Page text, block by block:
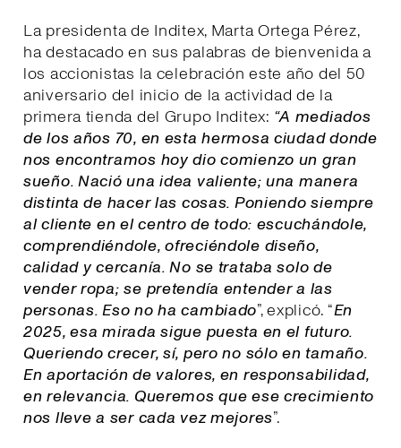
La presidenta de Inditex, Marta Ortega Pérez,
ha destacado en sus palabras de bienvenida a
los accionistas la celebración este año del 50
aniversario del inicio de la actividad de la
primera tienda del Grupo Inditex: “A mediados
de los años 70, en esta hermosa ciudad donde
nos encontramos hoy dio comienzo un gran
sueño. Nació una idea valiente; una manera
distinta de hacer las cosas. Poniendo siempre
al cliente en el centro de todo: escuchándole,
comprendiéndole, ofreciéndole diseño,
calidad y cercanía. No se trataba solo de
vender ropa; se pretendía entender a las
personas. Eso no ha cambiado”, explicó. “En
2025, esa mirada sigue puesta en el futuro.
Queriendo crecer, sí, pero no sólo en tamaño.
En aportación de valores, en responsabilidad,
en relevancia. Queremos que ese crecimiento
nos lleve a ser cada vez mejores”.